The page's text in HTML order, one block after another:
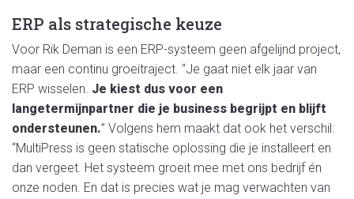
ERP als strategische keuze
Voor Rik Deman is een ERP-systeem geen afgelijnd project,
maar een continu groeitraject. “Je gaat niet elk jaar van
ERP wisselen. Je kiest dus voor een
langetermijnpartner die je business begrijpt en blijft
ondersteunen.” Volgens hem maakt dat ook het verschil:
“MultiPress is geen statische oplossing die je installeert en
dan vergeet. Het systeem groeit mee met ons bedrijf én
onze noden. En dat is precies wat je mag verwachten van